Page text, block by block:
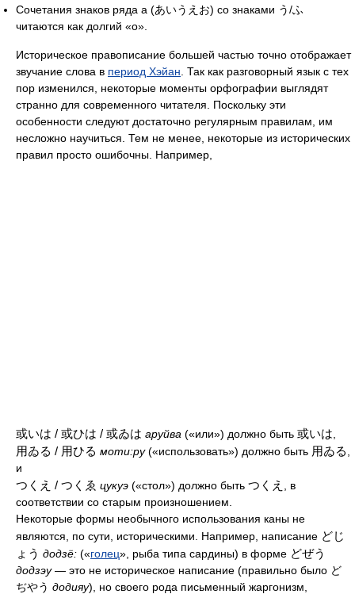
Сочетания знаков ряда а (あいうえお) со знаками う/ふ
читаются как долгий «о».
Историческое правописание большей частью точно отображает
звучание слова в период Хэйан . Так как разговорный язык с тех
пор изменился, некоторые моменты орфографии выглядят
странно для современного читателя. Поскольку эти
особенности следуют достаточно регулярным правилам, им
несложно научиться. Тем не менее, некоторые из исторических
правил просто ошибочны. Например,
或いは / 或ひは / 或ゐは аруйва («или») должно быть 或いは
用ゐる / 用ひる моти:ру(«использовать») должно быть 用ゐる
и
つくえ / つくゑ цукуэ («стол») должно быть つくえ
, в
соответствии со старым произношением.
Некоторые формы необычного использования каны не
являются, по сути, историческими. Например, написание どじ
ょう додзё: («голец», рыба типа сардины) в форме どぜう
додзэу— это не историческое написание (правильно было ど
ぢやう додияу), но своего рода письменный жаргонизм,